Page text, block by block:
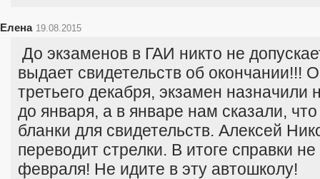
Елена 19.08.2015
До экзаменов в ГАИ никто не
выдает свидетельств об окончании!!!
третьего декабря, экзамен назначили
до января, а в январе нам сказали,
бланки для свидетельств. Алексей
переводит стрелки. В итоге справки
февраля! Не идите в эту автошколу!